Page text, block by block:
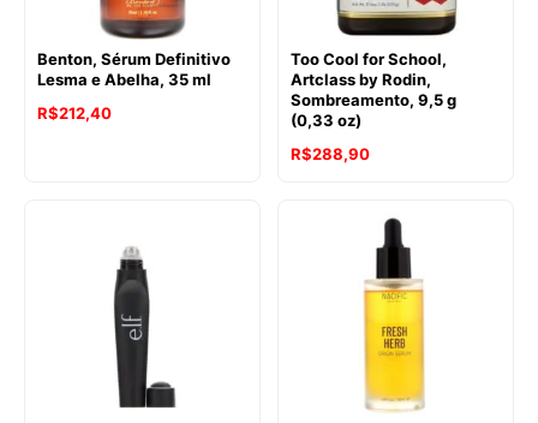
Benton, Sérum Definitivo
Lesma e Abelha, 35 ml
R$212,40
Too Cool for School,
Artclass by Rodin,
Sombreamento, 9,5 g
(0,33 oz)
R$288,90